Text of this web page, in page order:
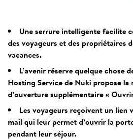
Une serrure intelligente facilite
des voyageurs et des propriétaires
vacances.
L’avenir réserve quelque chose
Hosting Service de Nuki propose
d’ouverture supplémentaire «
Les voyageurs reçoivent un lien
mail qui leur permet d’ouvrir la
pendant leur séjour.